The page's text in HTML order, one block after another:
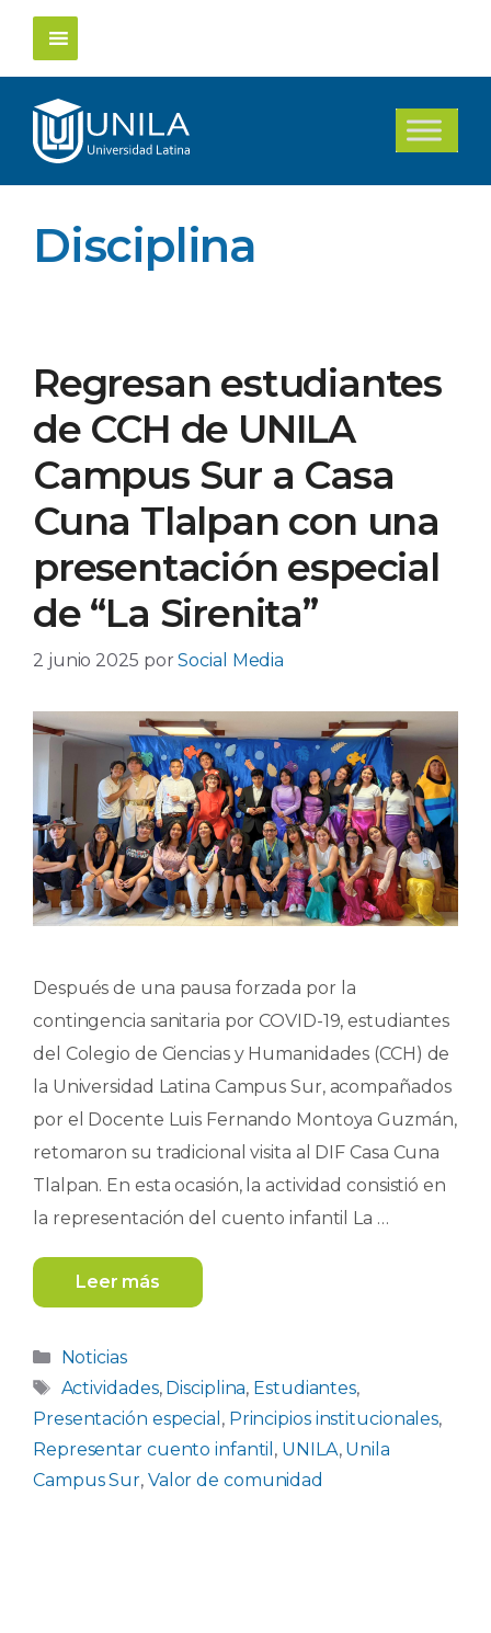
Saltar
contenido
Disciplina
Regresan estudiantes
de CCH de UNILA
Campus Sur a Casa
Cuna Tlalpan con una
presentación especial
de “La Sirenita”
2 junio 2025 porSocial Media
Después de una pausa forzada por la
contingencia sanitaria por COVID-19, estudiantes
del Colegio de Ciencias y Humanidades (CCH) de
la Universidad Latina Campus Sur, acompañados
por el Docente Luis Fernando Montoya Guzmán,
retomaron su tradicional visita al DIF Casa Cuna
Tlalpan. En esta ocasión, la actividad consistió en
la representación del cuento infantil La …
Leer más
Categorías
Noticias
Etiquetas
Actividades, Disciplina, Estudiantes,
Presentación especial , Principios institucionales,
Representar cuento infantil , UNILA, Unila
Campus Sur, Valor de comunidad